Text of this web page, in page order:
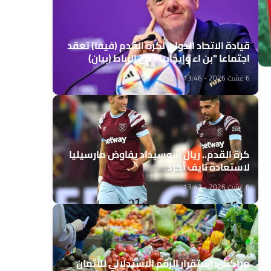
قيادة الاتحاد الدولي لكرة القدم (فيفا) تعقد
اجتماعا "بن اء وإيجابيا " في الرباط (بيان)
6 غشت 2026 - 13:46
كرة القدم.. ريال سوسيداد يفاوض مارسيليا
لاستعادة نايف أكرد
6 غشت 2026 - 13:42
مراكش: استقرار الرقم الاستدلالي للأثمان